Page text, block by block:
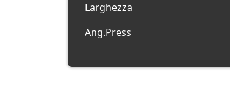
Larghezza
Ang.Press